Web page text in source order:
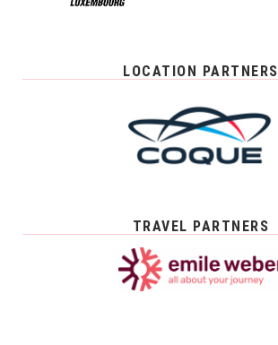
LOCATION PARTNERS
TRAVEL PARTNERS